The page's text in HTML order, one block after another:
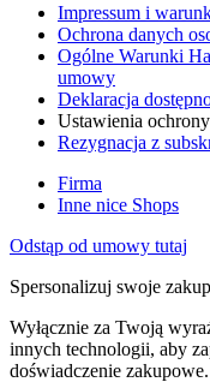
Impressum i
Ochrona danych
Ogólne Warunki
umowy
Deklaracja
Ustawienia
Rezygnacja z
Firma
Inne nice Shops
Odstąp od umowy tutaj
Spersonalizuj swoje
Wyłącznie za Twoją
innych technologii, aby
doświadczenie zakupowe.